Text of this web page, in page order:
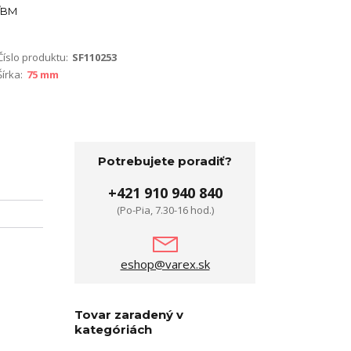
BM
produktu: SF110253
75 mm
Potrebujete poradiť?
+421 910 940 840
(Po-Pia, 7.30-16 hod.)
eshop@varex.sk
Tovar zaradený v
kategóriách